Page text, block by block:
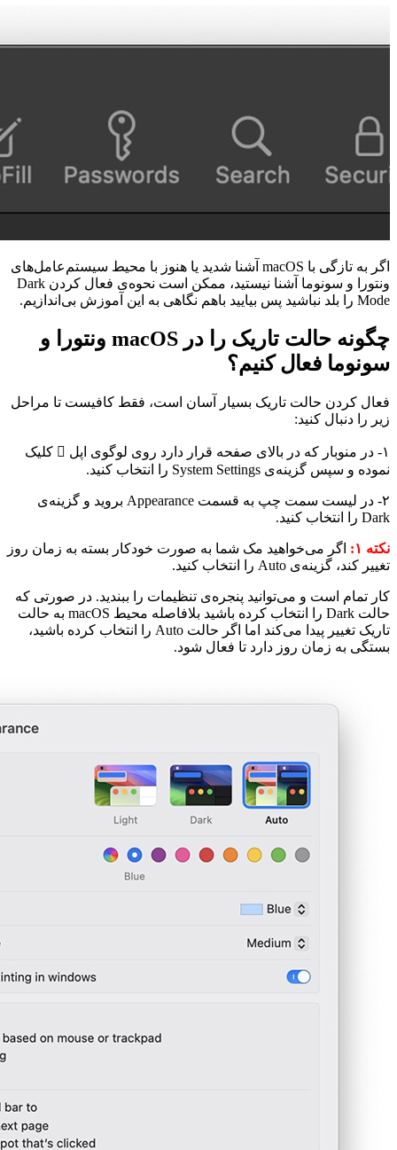
اگر به تازگی با macOS آشنا شدید یا هنوز با محیط سیستم‌عامل‌های
ونتورا و سونوما آشنا نیستید، ممکن است نحوه‌ی فعال کردن Dark
Mode را بلد نباشید پس بیایید باهم نگاهی به این آموزش بی‌اندازیم.
چگونه حالت تاریک را در macOS ونتورا و
سونوما فعال کنیم؟
فعال کردن حالت تاریک بسیار آسان است، فقط کافیست تا مراحل
زیر را دنبال کنید:
۱- در منوبار که در بالای صفحه قرار دارد روی لوگوی اپل  کلیک
نموده و سپس گزینه‌ی System Settings را انتخاب کنید.
۲- در لیست سمت چپ به قسمت Appearance بروید و گزینه‌ی
Dark را انتخاب کنید.
نکته ۱:
اگر می‌خواهید مک شما به صورت خودکار بسته به زمان روز
تغییر کند، گزینه‌ی Auto را انتخاب کنید.
کار تمام است و می‌توانید پنجره‌ی تنظیمات را ببندید. در صورتی که
حالت Dark را انتخاب کرده باشید بلافاصله محیط macOS به حالت
تاریک تغییر پیدا می‌کند اما اگر حالت Auto را انتخاب کرده باشید،
بستگی به زمان روز دارد تا فعال شود.